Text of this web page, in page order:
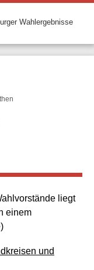
Wahlergebnisse
liegt
einem
und